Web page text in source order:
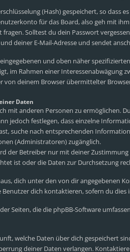
(Hash) gespeichert, so dass
für das Board, also geh mit
Solltest du dein Passwort
deiner E-Mail-Adresse und sendet
und oben näher
im Rahmen einer
von deinem Browser übermittelter
Daten
mit anderen Personen zu
jedoch festlegen, dass einzelne
suche nach entsprechenden
(Administratoren) zugänglich.
der Betreiber nur mit deiner
ist oder die Daten zur Durchsetzung
dich unter den von dir angegebenen
dich kontaktieren, sofern du
Seiten, die die phpBB-Software
welche Daten über dich gespeichert
deiner Daten verlangen.